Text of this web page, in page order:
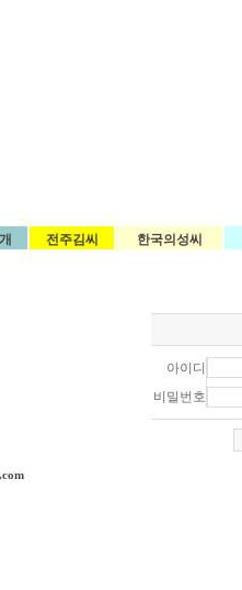
전주김씨 한국의성씨
아이디
비밀번호